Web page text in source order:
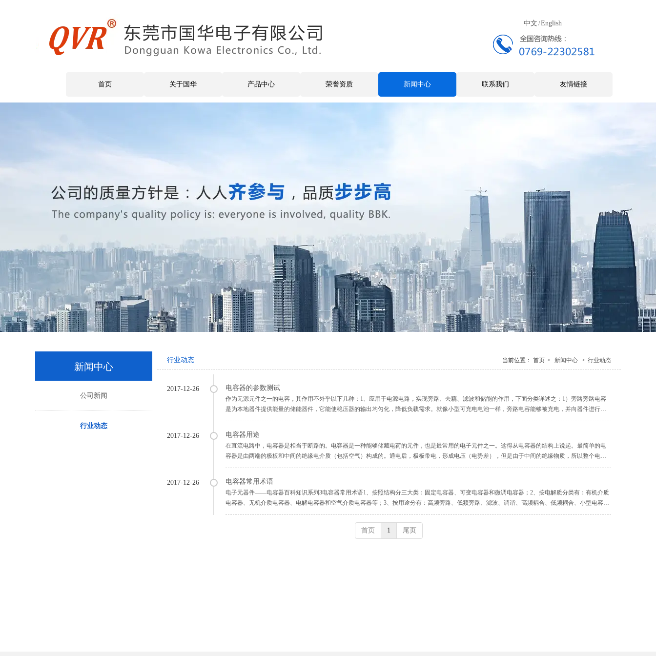
中文 /English
首页 关于国华 产品中心 荣誉资质 新闻中心 联系我们 友情链接
新闻中心
公司新闻
行业动态
行业动态 当前位置： 首页 > 新闻中心 > 行业动态
电容器的参数测试
2017-12-26
作为无源元件之一的电容，其作用不外乎以下几种：1、应用于电源电路，实现旁路、去藕、滤波和储能的作用，下面分类详述之：1）旁路旁路电容
是为本地器件提供能量的储能器件，它能使稳压器的输出均匀化，降低负载需求。就像小型可充电电池一样，旁路电容能够被充电，并向器件进行放
电。为尽量减少阻抗，旁路电容要尽量靠近负载器件的供电电源管脚和地管脚。这能够很好地防止输入值过大而导致的地电位抬高和噪声。地弹是地
连接处在...
电容器用途
2017-12-26
在直流电路中，电容器是相当于断路的。电容器是一种能够储藏电荷的元件，也是最常用的电子元件之一。这得从电容器的结构上说起。最简单的电
容器是由两端的极板和中间的绝缘电介质（包括空气）构成的。通电后，极板带电，形成电压（电势差），但是由于中间的绝缘物质，所以整个电容
器是不导电的。不过，这样的情况是在没有超过电容器的临界电压（击穿电压）的前提条件下的。我们知道，任何物质都是相对绝缘的，当物质两端
的电压加大...
电容器常用术语
2017-12-26
电子元器件——电容器百科知识系列3电容器常用术语1、按照结构分三大类：固定电容器、可变电容器和微调电容器；2、按电解质分类有：有机介质
电容器、无机介质电容器、电解电容器和空气介质电容器等；3、按用途分有：高频旁路、低频旁路、滤波、调谐、高频耦合、低频耦合、小型电容
器；4、高频旁路：陶瓷电容器、云母电容器、玻璃膜电容器、涤纶电容器、玻璃釉电容器；5、低频旁路：纸介电容器、陶瓷电容器、铝电解电容
首页 1 尾页